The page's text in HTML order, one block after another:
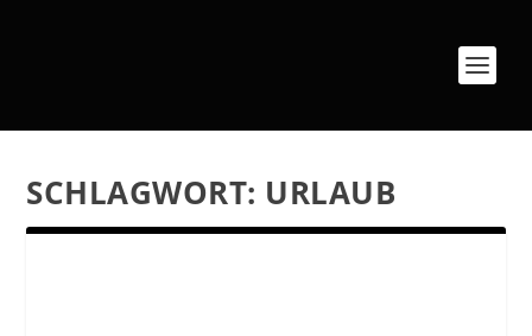
SCHLAGWORT: URLAUB